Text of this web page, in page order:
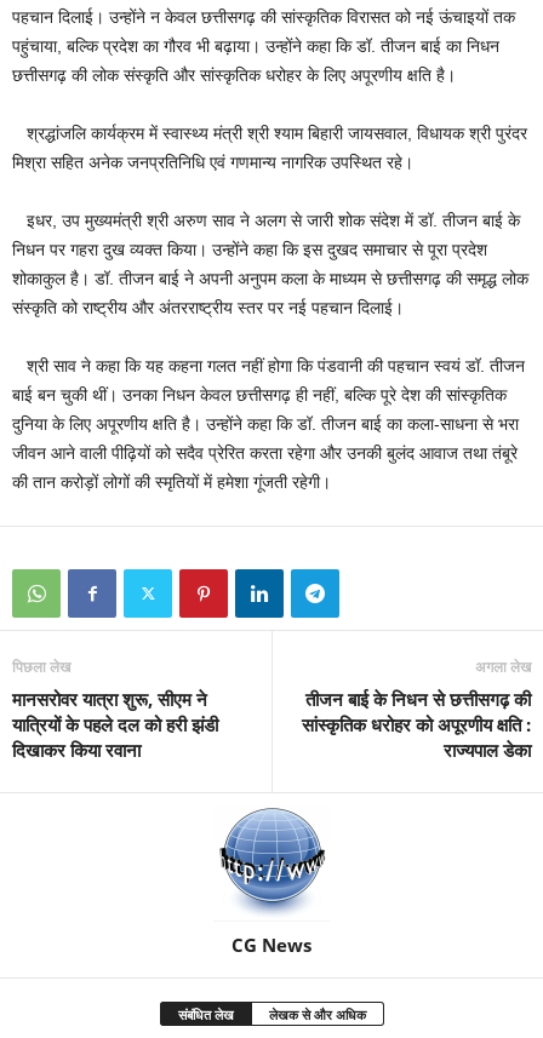
पहचान दिलाई। उन्होंने न केवल छत्तीसगढ़ की सांस्कृतिक विरासत को नई ऊंचाइयों तक
पहुंचाया, बल्कि प्रदेश का गौरव भी बढ़ाया। उन्होंने कहा कि डॉ. तीजन बाई का निधन
छत्तीसगढ़ की लोक संस्कृति और सांस्कृतिक धरोहर के लिए अपूरणीय क्षति है।
श्रद्धांजलि कार्यक्रम में स्वास्थ्य मंत्री श्री श्याम बिहारी जायसवाल, विधायक श्री पुरंदर
मिश्रा सहित अनेक जनप्रतिनिधि एवं गणमान्य नागरिक उपस्थित रहे।
इधर, उप मुख्यमंत्री श्री अरुण साव ने अलग से जारी शोक संदेश में डॉ. तीजन बाई के
निधन पर गहरा दुख व्यक्त किया। उन्होंने कहा कि इस दुखद समाचार से पूरा प्रदेश
शोकाकुल है। डॉ. तीजन बाई ने अपनी अनुपम कला के माध्यम से छत्तीसगढ़ की समृद्ध लोक
संस्कृति को राष्ट्रीय और अंतरराष्ट्रीय स्तर पर नई पहचान दिलाई।
श्री साव ने कहा कि यह कहना गलत नहीं होगा कि पंडवानी की पहचान स्वयं डॉ. तीजन
बाई बन चुकी थीं। उनका निधन केवल छत्तीसगढ़ ही नहीं, बल्कि पूरे देश की सांस्कृतिक
दुनिया के लिए अपूरणीय क्षति है। उन्होंने कहा कि डॉ. तीजन बाई का कला-साधना से भरा
जीवन आने वाली पीढ़ियों को सदैव प्रेरित करता रहेगा और उनकी बुलंद आवाज तथा तंबूरे
की तान करोड़ों लोगों की स्मृतियों में हमेशा गूंजती रहेगी।
पिछला लेख
मानसरोवर यात्रा शुरू, सीएम ने
यात्रियों के पहले दल को हरी झंडी
दिखाकर किया रवाना
अगला लेख
तीजन बाई के निधन से छत्तीसगढ़ की
सांस्कृतिक धरोहर को अपूरणीय क्षति :
राज्यपाल डेका
CG News
संबंधित लेख लेखक से और अधिक